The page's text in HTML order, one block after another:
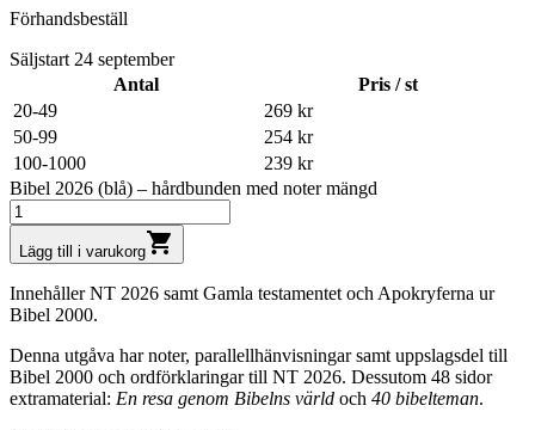
Förhandsbeställ
Säljstart 24 september
Antal
Pris / st
20-49
269 kr
50-99
254 kr
100-1000
239 kr
Bibel 2026 (blå) – hårdbunden med noter mängd
Lägg till i varukorgshopping_cart
Innehåller NT 2026 samt Gamla testamentet och Apokryferna ur
Bibel 2000.
Denna utgåva har noter, parallellhänvisningar samt uppslagsdel till
Bibel 2000 och ordförklaringar till NT 2026. Dessutom 48 sidor
extramaterial: En resa genom Bibelns värld och 40 bibelteman.